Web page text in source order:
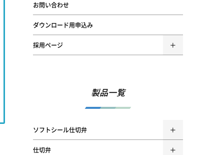
お問い合わせ
ダウンロード用申込み
採用ページ
製品一覧
ソフトシール仕切弁
仕切弁